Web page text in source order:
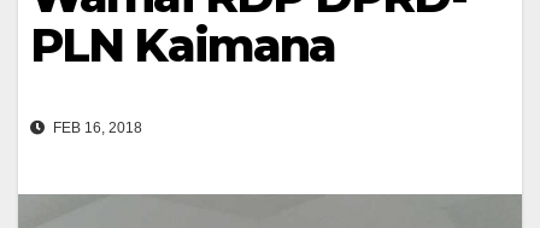
PLN Kaimana
FEB 16, 2018